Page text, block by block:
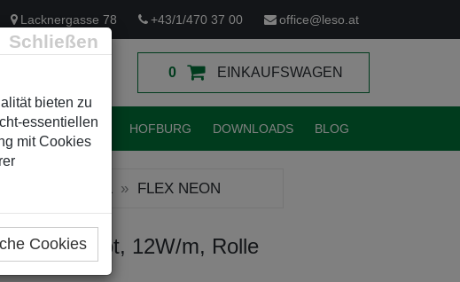
Schließen
bieten zu
essentiellen
mit Cookies
Cookies
Lacknergasse 78 +43/1/470 37 00 office@leso.at
0 EINKAUFSWAGEN
HOFBURG DOWNLOADS BLOG
FLEXIBEL FLEX NEON
Pro LED rot, 12W/m, Rolle